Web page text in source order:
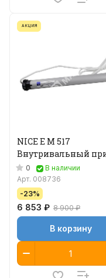
АКЦИЯ
NICE E M 517
Внутривальный
0
В наличии
Арт. 008736
-23%
6 853 ₽ 8 900 ₽
В корзину